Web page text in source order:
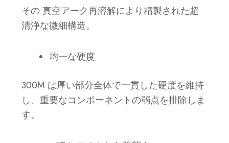
その真空アーク再溶解により精製された超
清浄な微細構造。
均一な硬度
300M は厚い部分全体で一貫した硬度を維持
し、重要なコンポーネントの弱点を排除しま
す。